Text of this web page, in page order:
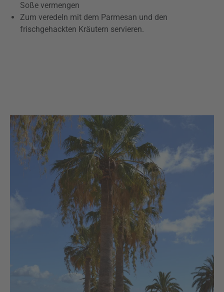
Soße vermengen
Zum veredeln mit dem Parmesan und den
frischgehackten Kräutern servieren.